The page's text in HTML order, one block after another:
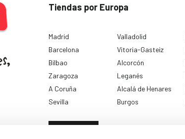
Tiendas por Europa
Madrid
Barcelona
Bilbao
Zaragoza
A Coruña
Sevilla
Valladolid
Vitoria-Gasteiz
Alcorcón
Leganés
Alcalá de Henares
Burgos